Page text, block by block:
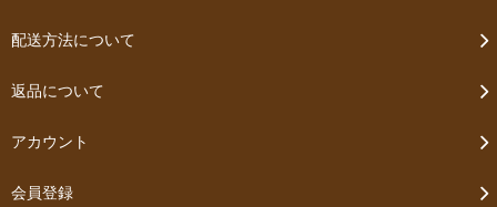
配送方法について
返品について
アカウント
会員登録